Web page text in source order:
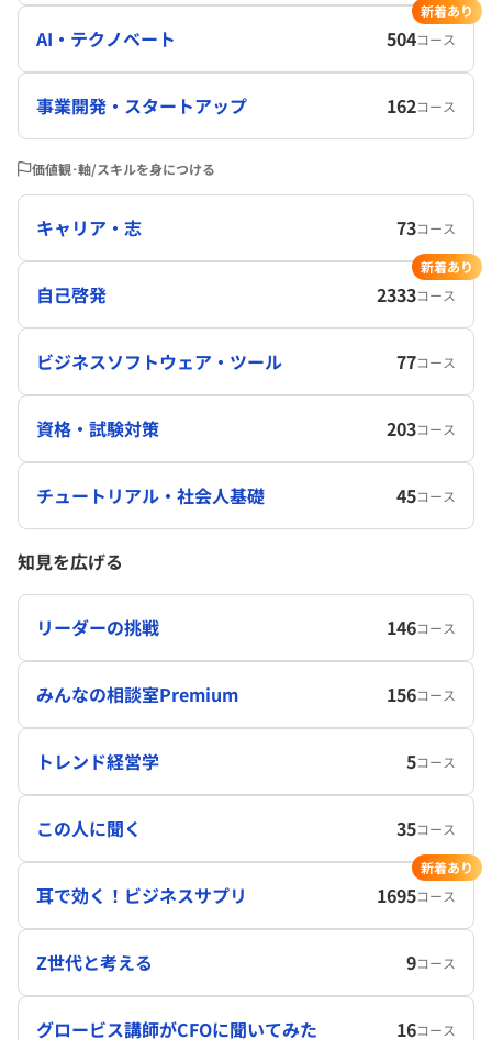
AI・テクノベート 504コース
新着あり
事業開発・スタートアップ 162コース
価値観･軸/スキルを身につける
キャリア・志 73コース
自己啓発 2333コース
新着あり
ビジネスソフトウェア・ツール 77コース
資格・試験対策 203コース
チュートリアル・社会人基礎 45コース
知見を広げる
リーダーの挑戦 146コース
みんなの相談室Premium 156コース
トレンド経営学 5コース
この人に聞く 35コース
耳で効く！ビジネスサプリ 1695コース
新着あり
Z世代と考える 9コース
グロービス講師がCFOに聞いてみた 16コース